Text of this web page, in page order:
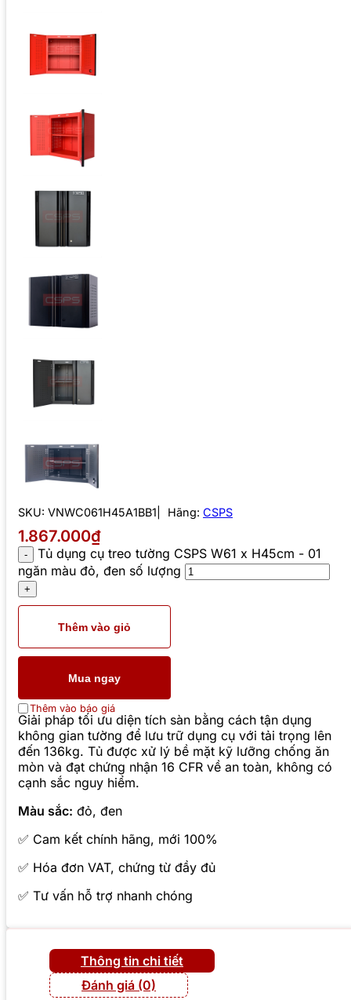
SKU: VNWC061H45A1BB1 Hãng: CSPS
1.867.000₫
Tủ dụng cụ treo tường CSPS W61 x H45cm - 01
ngăn màu đỏ, đen số lượng
Thêm vào giỏ
Mua ngay
Thêm vào báo giá
Giải pháp tối ưu diện tích sàn bằng cách tận dụng
không gian tường để lưu trữ dụng cụ với tải trọng lên
đến 136kg. Tủ được xử lý bề mặt kỹ lưỡng chống ăn
mòn và đạt chứng nhận 16 CFR về an toàn, không có
cạnh sắc nguy hiểm.
Màu sắc: đỏ, đen
✅ Cam kết chính hãng, mới 100%
✅ Hóa đơn VAT, chứng từ đầy đủ
✅ Tư vấn hỗ trợ nhanh chóng
Thông tin chi tiết
Đánh giá (0)